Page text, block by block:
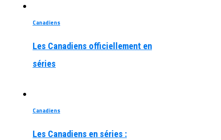
Canadiens
Les Canadiens officiellement en
séries
Canadiens
Les Canadiens en séries :